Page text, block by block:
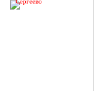
Сергеево